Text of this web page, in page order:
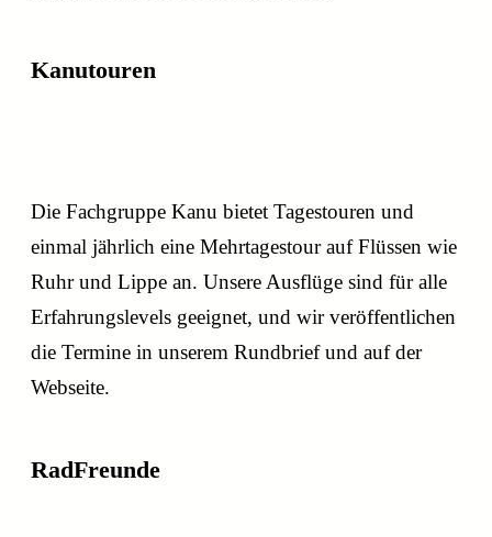
Kanutouren
Die Fachgruppe Kanu bietet Tagestouren und
einmal jährlich eine Mehrtagestour auf Flüssen wie
Ruhr und Lippe an. Unsere Ausflüge sind für alle
Erfahrungslevels geeignet, und wir veröffentlichen
die Termine in unserem Rundbrief und auf der
Webseite.
RadFreunde